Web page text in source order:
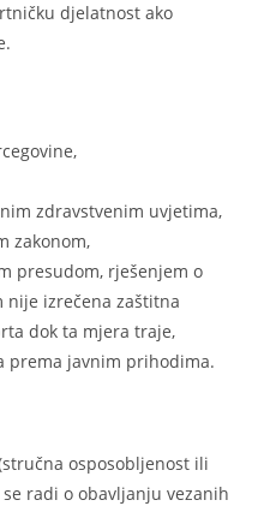
djelatnost ako
zdravstvenim uvjetima,
zakonom,
presudom, rješenjem o
izrečena zaštitna
dok ta mjera traje,
prema javnim prihodima.
osposobljenost ili
radi o obavljanju vezanih